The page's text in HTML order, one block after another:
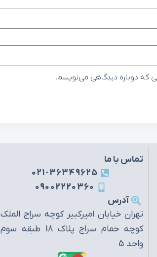
که دوباره دیدگاهی می‌نویسم.
تماس با ما
021-36349625
09002220360
آدرس
تهران خیابان امیرکبیر کوچه سراج الملک
کوچه حمام سراج پلاک 18 طبقه سوم
واحد 5